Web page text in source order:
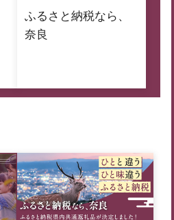
ふるさと納税なら、
奈良